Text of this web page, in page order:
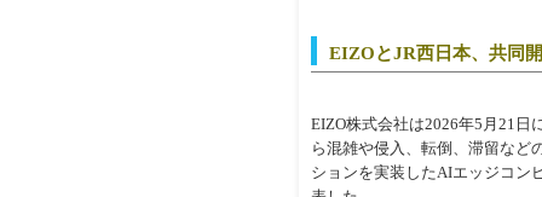
EIZOとJR西日本、共同
EIZO株式会社は2026年5月21日
ら混雑や侵入、転倒、滞留など
ションを実装したAIエッジコン